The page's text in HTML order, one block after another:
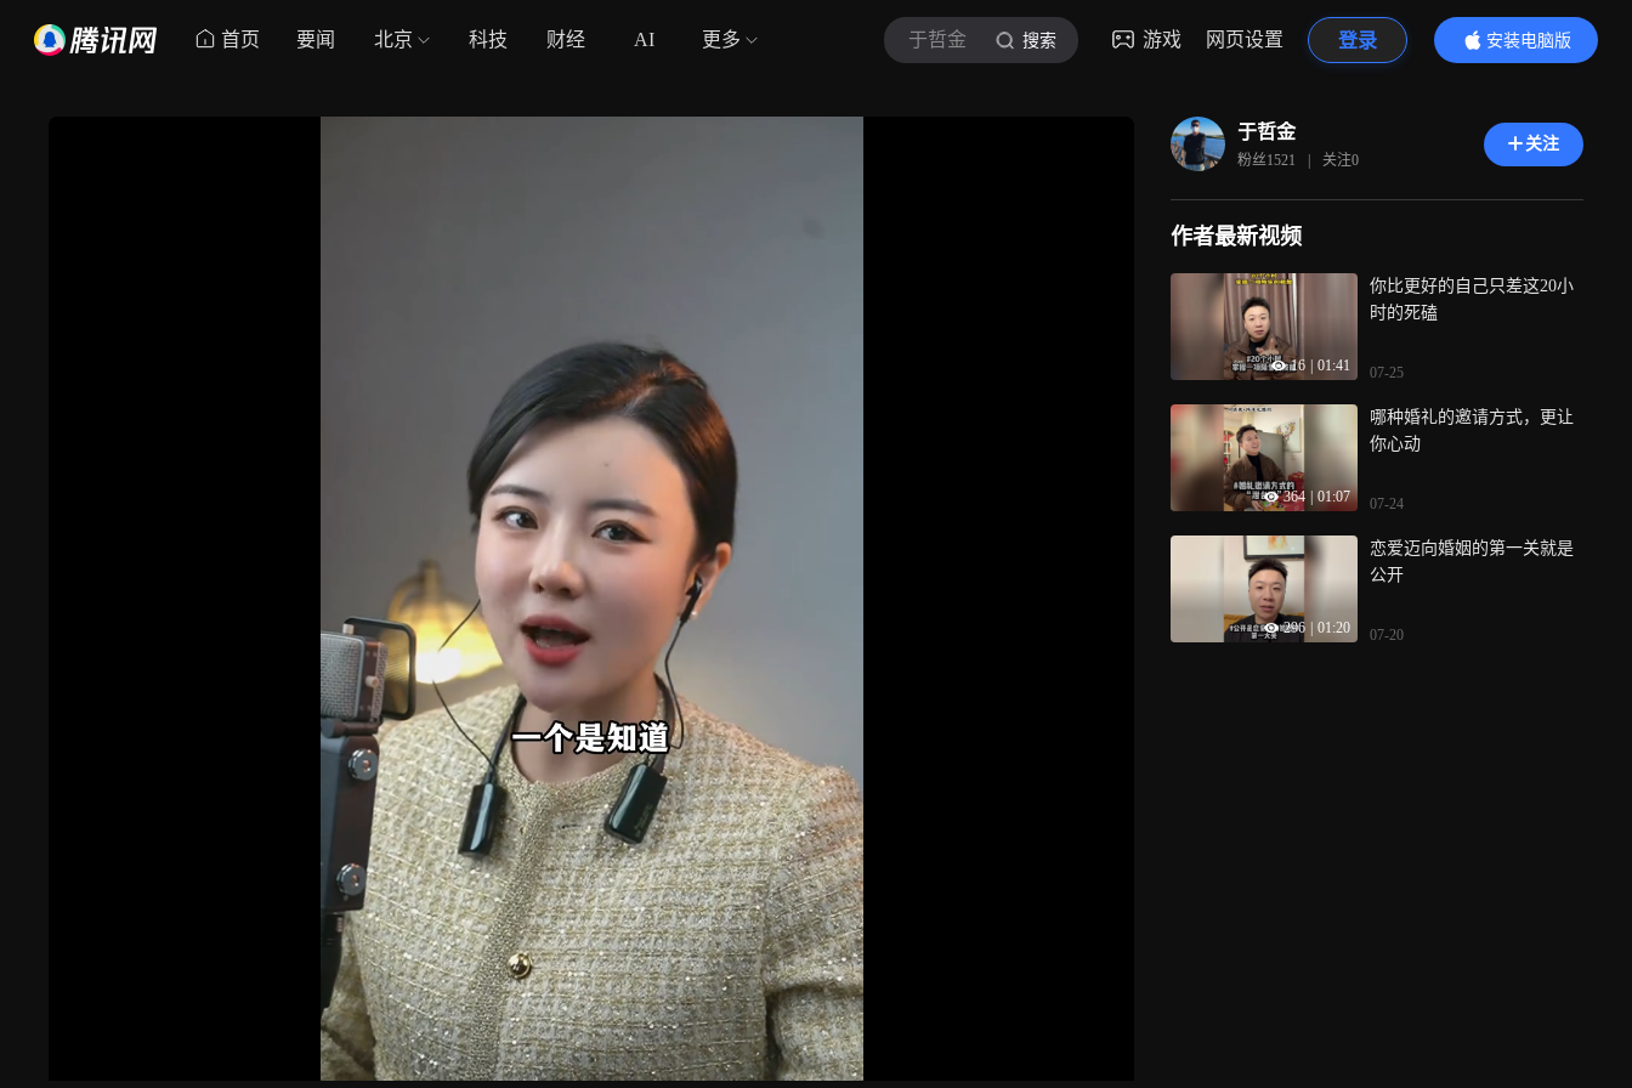
首页 要闻 北京 科技 财经 AI 更多 于哲金 搜索 游戏 网页设置 登录
安装电脑版
内容更精彩
于哲金
粉丝1521 | 关注0
关注
作者最新视频
16 01:41
你比更好的自己只差这20小
时的死磕
07-25
364 01:07
哪种婚礼的邀请方式，更让
你心动
07-24
296 01:20
恋爱迈向婚姻的第一关就是
公开
07-20